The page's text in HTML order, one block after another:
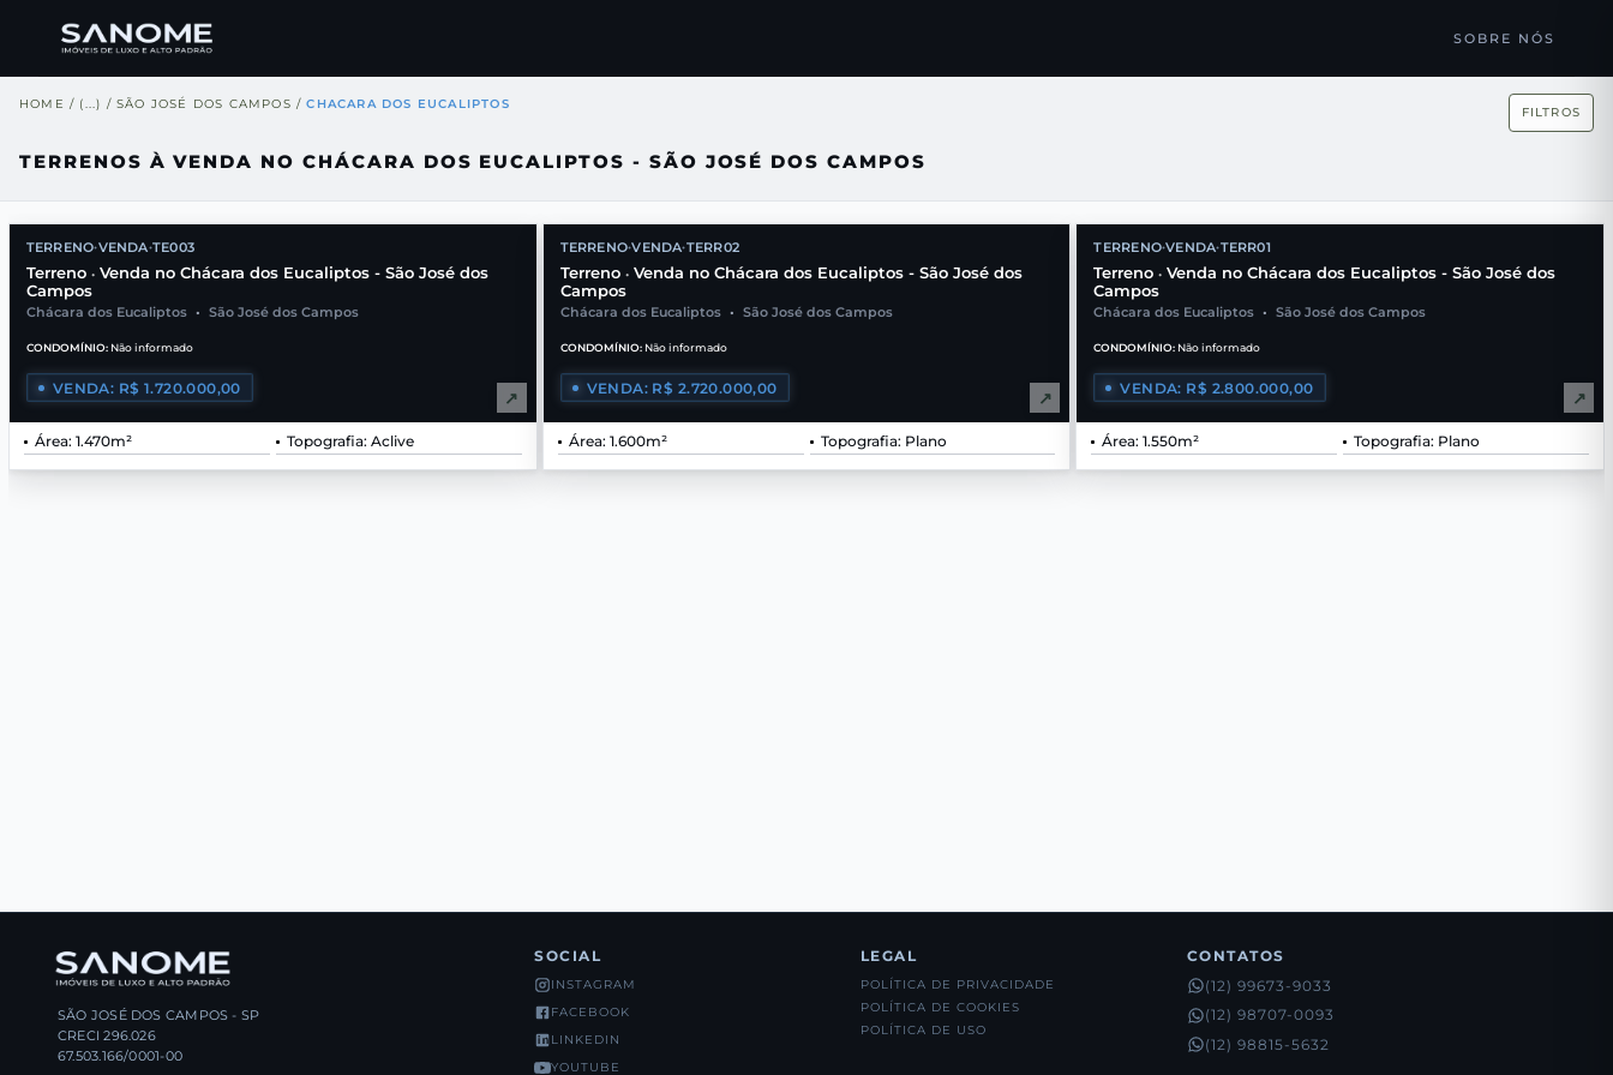
SOBRE NÓS
HOME / (...) / SÃO JOSÉ DOS CAMPOS / CHACARA DOS EUCALIPTOS
FILTROS
TERRENOS À VENDA NO CHÁCARA DOS EUCALIPTOS - SÃO JOSÉ DOS CAMPOS
TERRENO•VENDA•TE003
Terreno •Venda no Chácara dos Eucaliptos - São José dos
Campos
Chácara dos Eucaliptos • São José dos Campos
CONDOMÍNIO:Não informado
VENDA: R$ 1.720.000,00 ↗
Área: 1.470m² Topografia: Aclive
TERRENO•VENDA•TERR02
Terreno •Venda no Chácara dos Eucaliptos - São José dos
Campos
Chácara dos Eucaliptos • São José dos Campos
CONDOMÍNIO:Não informado
VENDA: R$ 2.720.000,00 ↗
Área: 1.600m² Topografia: Plano
TERRENO•VENDA•TERR01
Terreno• Venda no Chácara dos Eucaliptos - São José dos
Campos
Chácara dos Eucaliptos • São José dos Campos
CONDOMÍNIO: Não informado
VENDA: R$ 2.800.000,00 ↗
Área: 1.550m² Topografia: Plano
SÃO JOSÉ DOS CAMPOS - SP
CRECI 296.026
67.503.166/0001-00
SOCIAL
INSTAGRAM
FACEBOOK
LINKEDIN
YOUTUBE
LEGAL
POLÍTICA DE PRIVACIDADE
POLÍTICA DE COOKIES
POLÍTICA DE USO
CONTATOS
(12) 99673-9033
(12) 98707-0093
(12) 98815-5632